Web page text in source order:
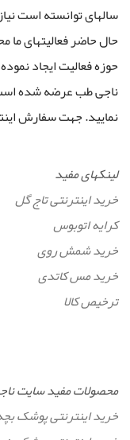
سالهای توانسته است
حال حاضر فعالیتهای
حوزه فعالیت ایجاد
ناجی طب عرضه شده است
نمایید. جهت سفارش
لینکهای مفید
خرید اینترنتی تاج گل
کرایه اتوبوس
خرید شمش روی
خرید مس کاتدی
ترخیص کالا
محصولات مفید سایت
خرید اینترنتی پوشک